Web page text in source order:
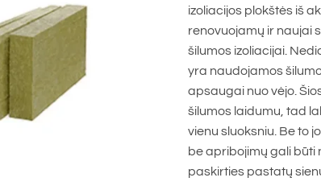
izoliacijos plokštės iš
renovuojamų ir naujai
šilumos izoliacijai.
yra naudojamos
apsaugai nuo vėjo.
šilumos laidumu, tad
vienu sluoksniu. Be to
be apribojimų gali
paskirties pastatų